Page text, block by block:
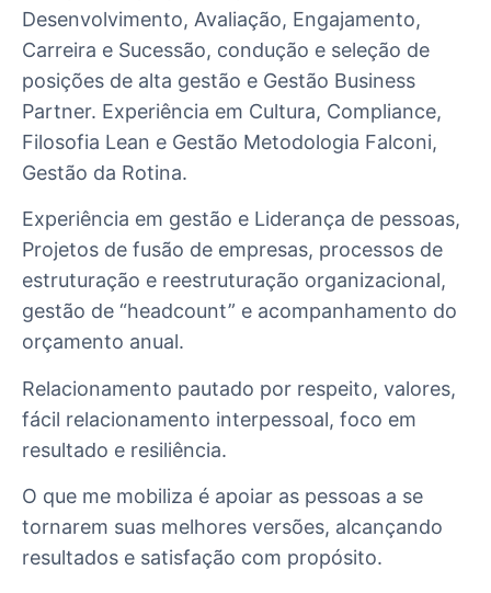
Desenvolvimento, Avaliação, Engajamento,
Carreira e Sucessão, condução e seleção de
posições de alta gestão e Gestão Business
Partner. Experiência em Cultura, Compliance,
Filosofia Lean e Gestão Metodologia Falconi,
Gestão da Rotina.
Experiência em gestão e Liderança de pessoas,
Projetos de fusão de empresas, processos de
estruturação e reestruturação organizacional,
gestão de “headcount” e acompanhamento do
orçamento anual.
Relacionamento pautado por respeito, valores,
fácil relacionamento interpessoal, foco em
resultado e resiliência.
O que me mobiliza é apoiar as pessoas a se
tornarem suas melhores versões, alcançando
resultados e satisfação com propósito.